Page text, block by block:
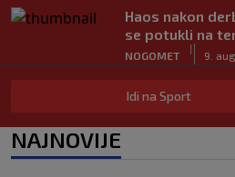
Haos nakon
se potukli na
NOGOMET
|
9. aug.
superzvijezdu?
Idi na Sport
NAJNOVIJE